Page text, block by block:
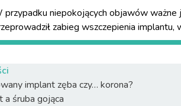
przypadku niepokojących objawów
zabieg wszczepienia
implant zęba czy… korona?
a śruba gojąca